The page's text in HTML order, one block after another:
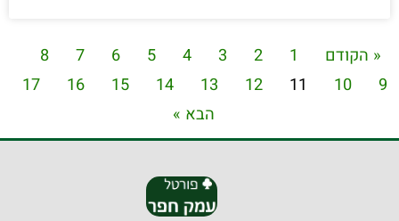
« הקודם 1
2
3
4
5
6
7
8
9
10
11
12
13
14
15
16
17
הבא »